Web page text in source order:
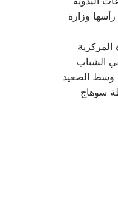
وزارة
المركزية
المنسق العام لملتقي الشباب
وسط الصعيد
سوهاج